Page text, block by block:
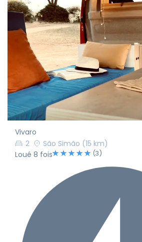
Vivaro
2
São Simão (15 km)
Loué 8 fois
(3)